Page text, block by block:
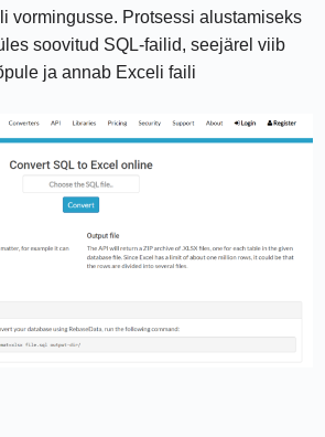
vormingusse. Protsessi alustamiseks
soovitud SQL-failid, seejärel viib
ja annab Exceli faili